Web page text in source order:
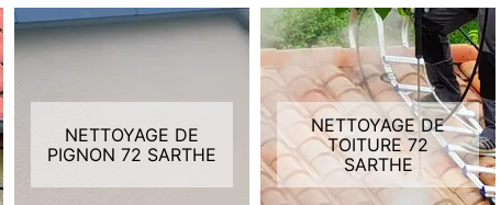
NETTOYAGE DE
PIGNON 72 SARTHE
NETTOYAGE DE
TOITURE 72
SARTHE